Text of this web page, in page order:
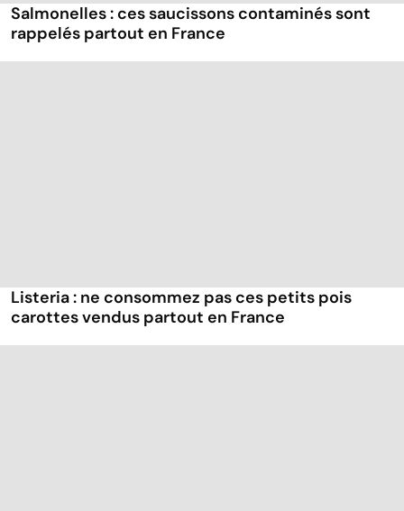
Salmonelles : ces saucissons contaminés sont
rappelés partout en France
Listeria : ne consommez pas ces petits pois
carottes vendus partout en France